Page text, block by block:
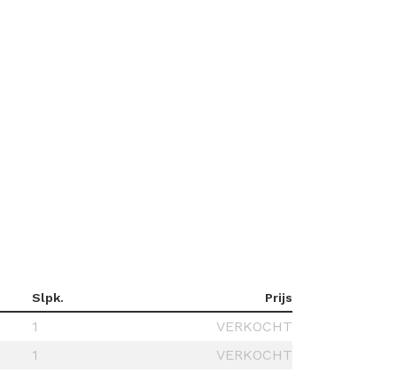
Slpk. Prijs
1
VERKOCHT
1
VERKOCHT